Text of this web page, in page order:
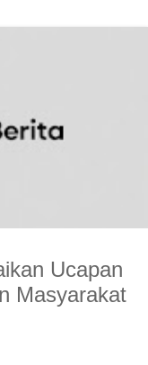
Ucapan
Masyarakat